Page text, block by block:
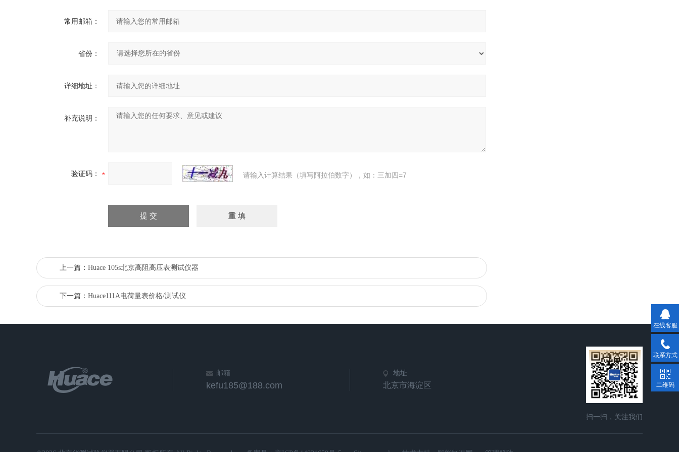
常用邮箱：
省份：
详细地址：
补充说明：
验证码： 请输入计算结果（填写阿拉伯数字），如：三加四=7
上一篇： Huace 105s北京高阻高压表测试仪器
下一篇： Huace111A电荷量表价格/测试仪
邮箱
kefu185@188.com
地址
北京市海淀区
扫一扫，关注我们
在线客服
联系方式
二维码